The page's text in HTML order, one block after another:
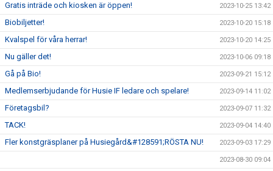
Gratis inträde och kiosken är öppen! 2023-10-25 13:42
Biobiljetter! 2023-10-20 15:18
Kvalspel för våra herrar! 2023-10-20 14:25
Nu gäller det! 2023-10-06 09:18
Gå på Bio! 2023-09-21 15:12
Medlemserbjudande för Husie IF ledare och spelare! 2023-09-14 11:02
Företagsbil? 2023-09-07 11:32
TACK! 2023-09-04 14:40
Fler konstgräsplaner på Husiegård&#128591;RÖSTA NU! 2023-09-03 17:29
2023-08-30 09:04